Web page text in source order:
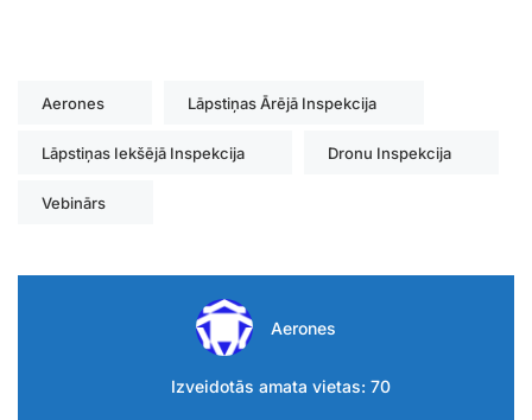
Aerones Lāpstiņas Ārējā Inspekcija
Lāpstiņas Iekšējā Inspekcija Dronu Inspekcija
Vebinārs
Aerones
Izveidotās amata vietas: 70